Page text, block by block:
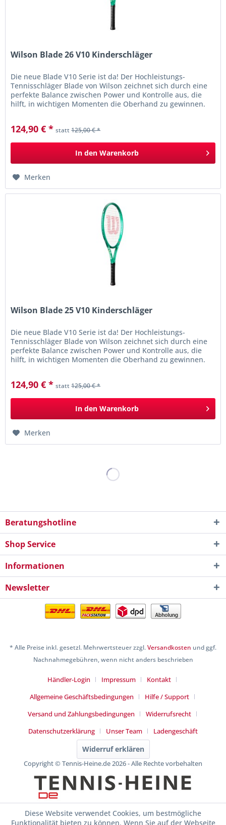
Wilson Blade 26 V10 Kinderschläger
Die neue Blade V10 Serie ist da! Der Hochleistungs-
Tennisschläger Blade von Wilson zeichnet sich durch eine
perfekte Balance zwischen Power und Kontrolle aus, die
hilft, in wichtigen Momenten die Oberhand zu gewinnen.
124,90 € * statt125,00 € *
In den Warenkorb
Merken
Wilson Blade 25 V10 Kinderschläger
Die neue Blade V10 Serie ist da! Der Hochleistungs-
Tennisschläger Blade von Wilson zeichnet sich durch eine
perfekte Balance zwischen Power und Kontrolle aus, die
hilft, in wichtigen Momenten die Oberhand zu gewinnen.
124,90 € * statt125,00 € *
In den Warenkorb
Merken
Beratungshotline
Shop Service
Informationen
Newsletter
* Alle Preise inkl. gesetzl. Mehrwertsteuer zzgl.Versandkosten und ggf.
Nachnahmegebühren, wenn nicht anders beschrieben
Händler-Login Impressum
Kontakt
Allgemeine Geschäftsbedingungen
Hilfe / Support
Versand und Zahlungsbedingungen
Widerrufsrecht
Datenschutzerklärung
Unser Team Ladengeschäft
Widerruf erklären
Copyright © Tennis-Heine.de 2026 - Alle Rechte vorbehalten
Diese Website verwendet Cookies, um bestmögliche
Funktionalität bieten zu können. Wenn Sie auf der Webseite